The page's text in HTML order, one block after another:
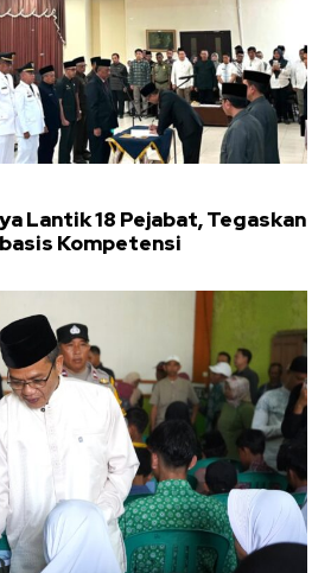
Lantik 18 Pejabat, Tegaskan
Kompetensi